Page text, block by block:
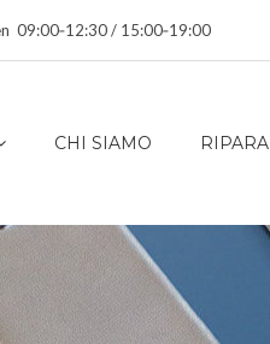
09:00‑12:30 / 15:00‑19:00
CHI SIAMO